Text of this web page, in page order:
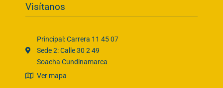
Visítanos
Principal: Carrera 11 45 07
Sede 2: Calle 30 2 49
Soacha Cundinamarca
Ver mapa